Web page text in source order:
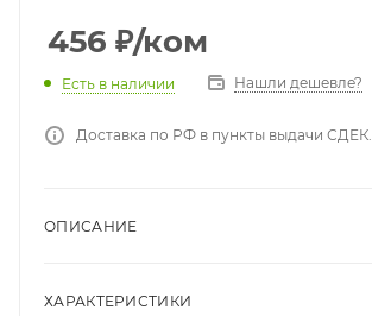
456 ₽/ком
Есть в наличии Нашли дешевле?
Доставка по РФ в пункты выдачи СДЕК.
ОПИСАНИЕ
ХАРАКТЕРИСТИКИ